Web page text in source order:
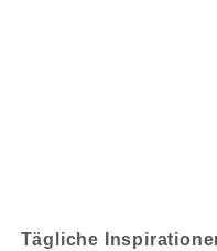
Tägliche